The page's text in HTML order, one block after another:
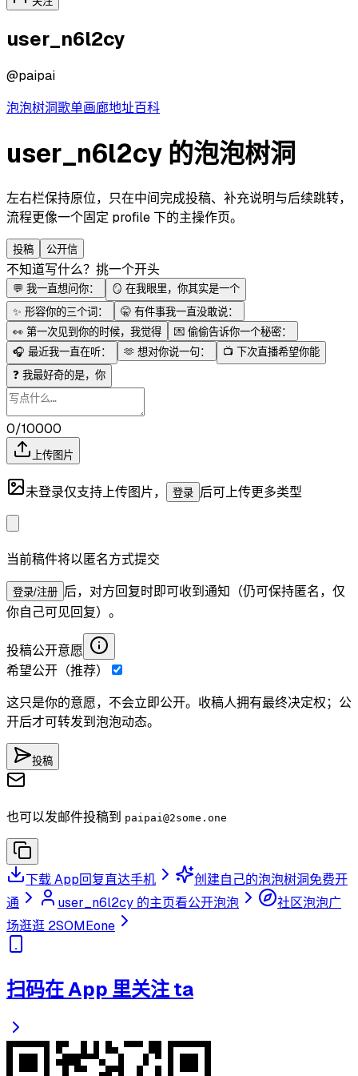
user_n6l2cy
@paipai
泡泡树洞歌单画廊地址百科
user_n6l2cy 的泡泡树洞
左右栏保持原位，只在中间完成投稿、补充说明与后续跳转，
流程更像一个固定 profile 下的主操作页。
投稿 公开信
不知道写什么？挑一个开头
💬 我一直想问你： 🪞 在我眼里，你其实是一个
✨ 形容你的三个词： 🤫 有件事我一直没敢说：
👀 第一次见到你的时候，我觉得 💌 偷偷告诉你一个秘密：
🎧 最近我一直在听： 🫶 想对你说一句： 📺 下次直播希望你能
❓ 我最好奇的是，你
0/10000
上传图片
未登录仅支持上传图片， 登录 后可上传更多类型
当前稿件将以匿名方式提交
登录/注册 后，对方回复时即可收到通知（仍可保持匿名，仅
你自己可见回复）。
投稿公开意愿
希望公开（推荐）
这只是你的意愿，不会立即公开。收稿人拥有最终决定权；公
开后才可转发到泡泡动态。
投稿
也可以发邮件投稿到 paipai @2some.one
下载 App回复直达手机 创建自己的泡泡树洞免费开
通
user_n6l2cy 的主页看公开泡泡
社区泡泡广
场逛逛 2SOMEone
扫码在 App 里关注 ta